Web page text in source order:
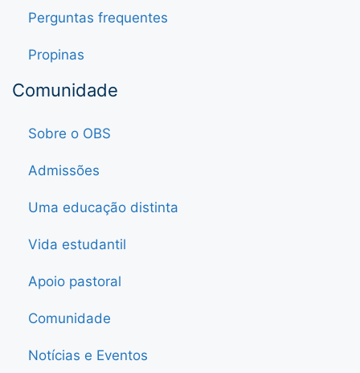
Perguntas frequentes
Propinas
Comunidade
Sobre o OBS
Admissões
Uma educação distinta
Vida estudantil
Apoio pastoral
Comunidade
Notícias e Eventos